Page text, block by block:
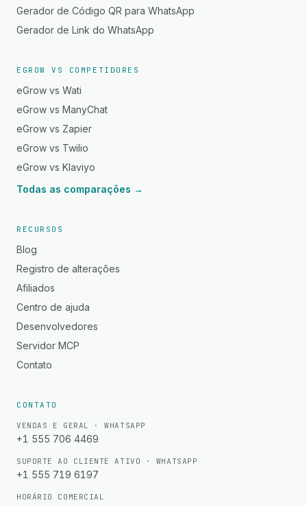
Gerador de Código QR para WhatsApp
Gerador de Link do WhatsApp
EGROW VS COMPETIDORES
eGrow vs Wati
eGrow vs ManyChat
eGrow vs Zapier
eGrow vs Twilio
eGrow vs Klaviyo
Todas as comparações →
RECURSOS
Blog
Registro de alterações
Afiliados
Centro de ajuda
Desenvolvedores
Servidor MCP
Contato
CONTATO
VENDAS E GERAL · WHATSAPP
+1 555 706 4469
SUPORTE AO CLIENTE ATIVO · WHATSAPP
+1 555 719 6197
HORÁRIO COMERCIAL